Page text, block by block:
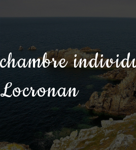
chambre
Locronan